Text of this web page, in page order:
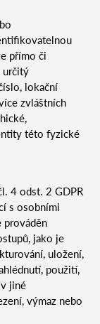
přímo či
určitý
lokační
zvláštních
této fyzické
4 odst. 2 GDPR
s osobními
prováděn
jako je
uložení,
použití,
jiné
výmaz nebo